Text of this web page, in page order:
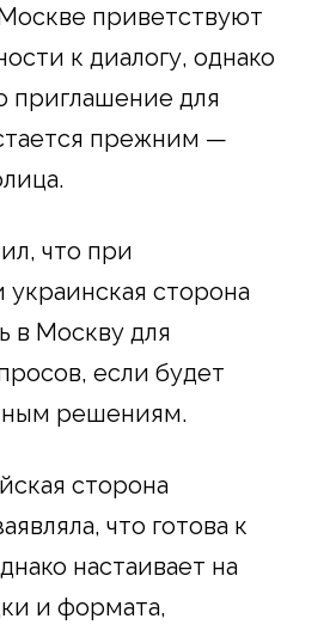
приветствуют
к диалогу, однако
приглашение для
прежним —
что при
сторона
в Москву для
если будет
решениям.
сторона
что готова к
настаивает на
и формата,